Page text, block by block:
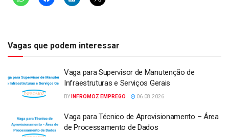
Vagas que podem interessar
Vaga para Supervisor de Manutenção de
Infraestruturas e Serviços Gerais
BY INFROMOZ EMPREGO 06.08.2026
Vaga para Técnico de Aprovisionamento – Área
de Processamento de Dados